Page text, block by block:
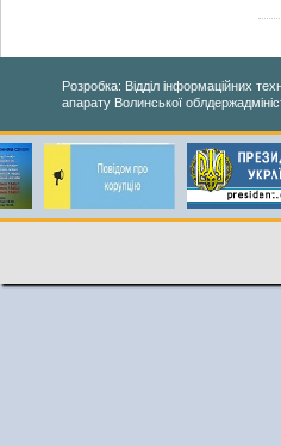
Розробка: Відділ інформаційних
апарату Волинської